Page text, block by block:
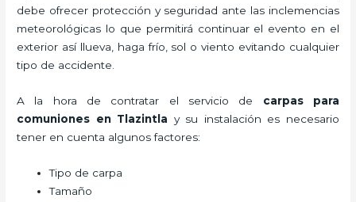
debe ofrecer protección y seguridad ante las inclemencias
meteorológicas lo que permitirá continuar el evento en el
exterior así llueva, haga frío, sol o viento evitando cualquier
tipo de accidente.
A la hora de contratar el servicio de carpas para
comuniones en Tlazintla y su instalación es necesario
tener en cuenta algunos factores:
Tipo de carpa
Tamaño